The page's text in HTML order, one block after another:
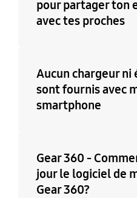
pour partager ton
avec tes proches
Aucun chargeur ni
sont fournis avec
smartphone
Gear 360 -
jour le logiciel de
Gear 360?